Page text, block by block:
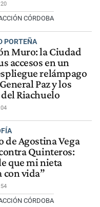
CÓRDOBA
PORTEÑA
Muro: la Ciudad
accesos en un
relámpago
Paz y los
Riachuelo
de Agostina Vega
Quinteros:
que mi nieta
con vida”
CÓRDOBA